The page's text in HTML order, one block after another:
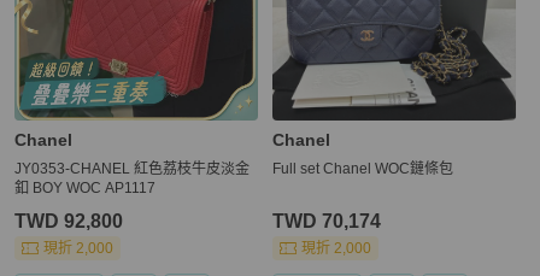
Chanel
JY0353-CHANEL 紅色荔枝牛皮淡金
釦 BOY WOC AP1117
TWD 92,800
現折 2,000
Chanel
Full set Chanel WOC鏈條包
TWD 70,174
現折 2,000